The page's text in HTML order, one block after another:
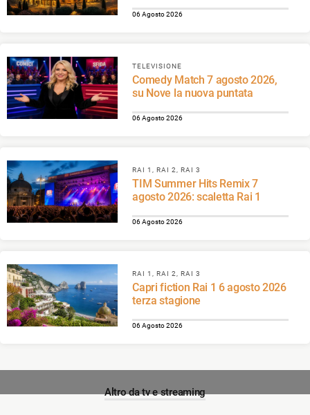
06 Agosto 2026
TELEVISIONE
Comedy Match 7 agosto 2026,
su Nove la nuova puntata
06 Agosto 2026
RAI 1, RAI 2, RAI 3
TIM Summer Hits Remix 7
agosto 2026: scaletta Rai 1
06 Agosto 2026
RAI 1, RAI 2, RAI 3
Capri fiction Rai 1 6 agosto 2026
terza stagione
06 Agosto 2026
Altro da tv e streaming